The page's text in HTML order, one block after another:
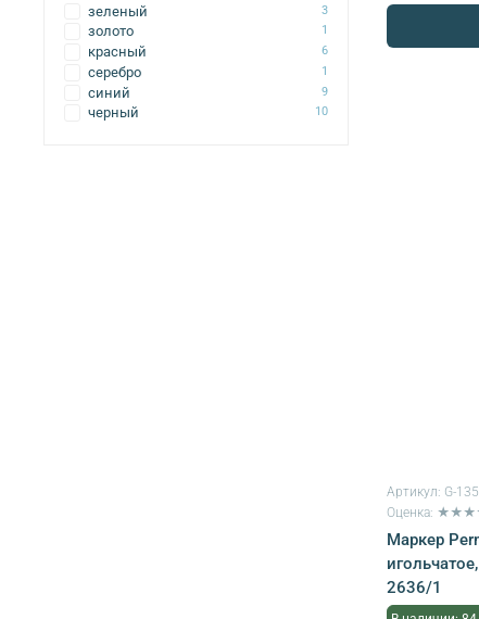
Артикул: G-
Оценка:
Маркер
2636/1
зеленый 3
золото 1
красный 6
серебро 1
синий 9
черный 10